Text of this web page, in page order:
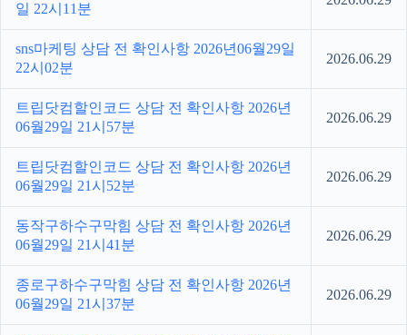
일 22시11분
sns마케팅 상담 전 확인사항 2026년06월29일
22시02분
2026.06.29
트립닷컴할인코드 상담 전 확인사항 2026년
06월29일 21시57분
2026.06.29
트립닷컴할인코드 상담 전 확인사항 2026년
06월29일 21시52분
2026.06.29
동작구하수구막힘 상담 전 확인사항 2026년
06월29일 21시41분
2026.06.29
종로구하수구막힘 상담 전 확인사항 2026년
06월29일 21시37분
2026.06.29